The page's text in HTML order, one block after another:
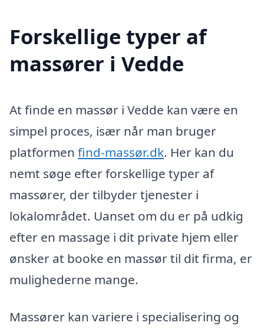
Forskellige typer af
massører i Vedde
At finde en massør i Vedde kan være en
simpel proces, især når man bruger
platformen find-massør.dk. Her kan du
nemt søge efter forskellige typer af
massører, der tilbyder tjenester i
lokalområdet. Uanset om du er på udkig
efter en massage i dit private hjem eller
ønsker at booke en massør til dit firma, er
mulighederne mange.
Massører kan variere i specialisering og